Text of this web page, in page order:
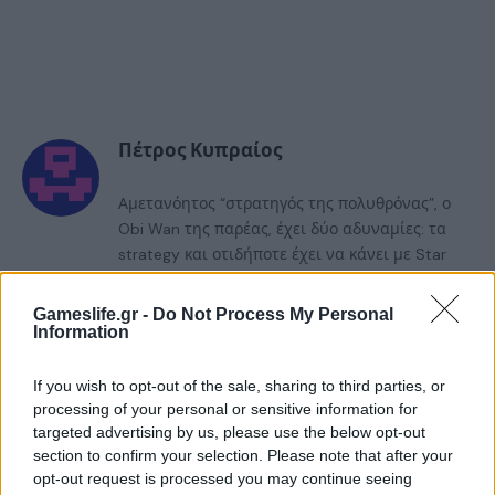
Gameslife.gr - Do Not Process My Personal
Information
If you wish to opt-out of the sale, sharing to third parties, or
processing of your personal or sensitive information for
targeted advertising by us, please use the below opt-out
section to confirm your selection. Please note that after your
opt-out request is processed you may continue seeing
Πέτρος Κυπραίος
Αμετανόητος “στρατηγός της πολυθρόνας”, ο
Obi Wan της παρέας, έχει δύο αδυναμίες: τα
strategy και οτιδήποτε έχει να κάνει με Star
Wars! Ανεπιβεβαίωτες πληροφορίες τον θέλουν
όμως να ξεφαντώνει με καραόκε και SingStar
κάθε είδους. Τον τελευταίο καιρό μάχεται στις
προσπαθώντας με κόπο και ιδρώτα να ανέβει
κατηγορία...
RELATEDPOSTS